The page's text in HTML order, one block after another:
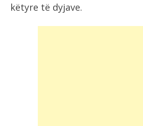
këtyre të dyjave.